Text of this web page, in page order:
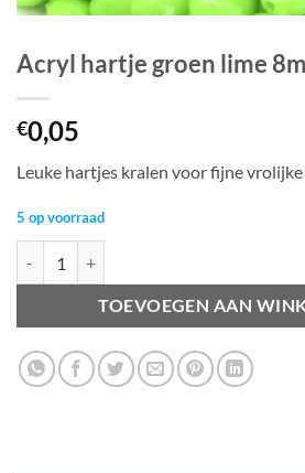
Acryl hartje groen lime
€0,05
Leuke hartjes kralen voor fijne
5 op voorraad
TOEVOEGEN AAN